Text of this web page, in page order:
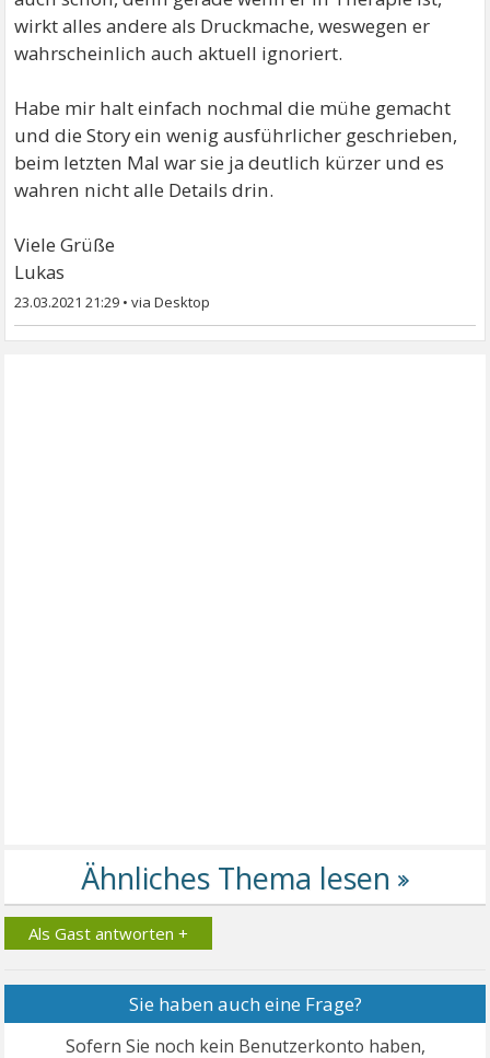
wirkt alles andere als Druckmache, weswegen er
wahrscheinlich auch aktuell ignoriert.
Habe mir halt einfach nochmal die mühe gemacht
und die Story ein wenig ausführlicher geschrieben,
beim letzten Mal war sie ja deutlich kürzer und es
wahren nicht alle Details drin.
Viele Grüße
Lukas
23.03.2021 21:29 •
Als Gast antworten +
Sie haben auch eine Frage?
Sofern Sie noch kein Benutzerkonto haben,